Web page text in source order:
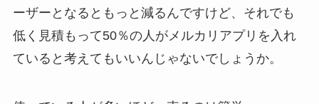
ーザーとなるともっと減るんですけど、それでも
低く見積もって50％の人がメルカリアプリを入れ
ていると考えてもいいんじゃないでしょうか。